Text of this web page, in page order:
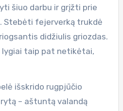
šiuo darbu ir grįžti prie
Stebėti fejerverką trukdė
didžiulis griozdas.
lygiai taip pat netikėtai,
išskrido rugpjūčio
– aštuntą valandą